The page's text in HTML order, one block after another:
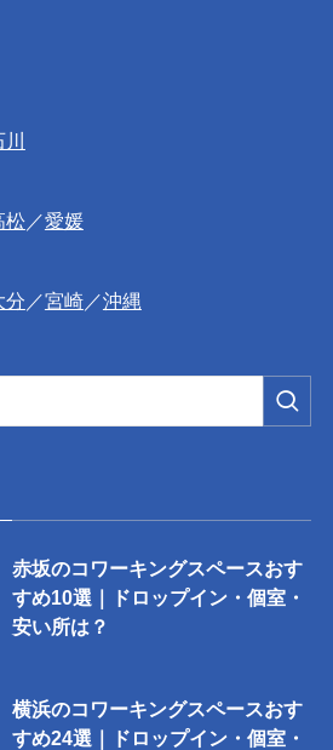
松／愛媛
分 ／宮崎／沖縄
赤坂のコワーキングスペースおす
すめ10選｜ドロップイン・個室・
安い所は？
横浜のコワーキングスペースおす
すめ24選｜ドロップイン・個室・